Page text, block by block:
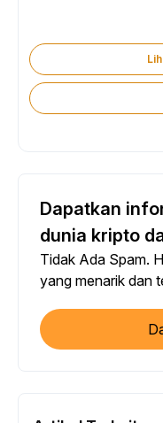
Dapatkan
dunia kripto
Tidak Ada Spam.
yang menarik dan